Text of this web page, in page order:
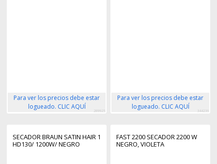
Para ver los precios debe estar
logueado. CLIC AQUÍ
289925
Para ver los precios debe estar
logueado. CLIC AQUÍ
344236
SECADOR BRAUN SATIN HAIR 1
HD130/ 1200W/ NEGRO
FAST 2200 SECADOR 2200 W
NEGRO, VIOLETA